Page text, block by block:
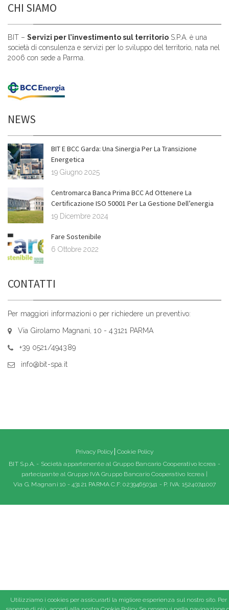
CHI SIAMO
BIT – Servizi per l’investimento sul territorio S.P.A. è una
società di consulenza e servizi per lo sviluppo del territorio, nata nel
2006 con sede a Parma.
NEWS
BIT E BCC Garda: Una Sinergia Per La Transizione
Energetica
19 Giugno 2025
Centromarca Banca Prima BCC Ad Ottenere La
Certificazione ISO 50001 Per La Gestione Dell’energia
19 Dicembre 2024
Fare Sostenibile
6 Ottobre 2022
CONTATTI
Per maggiori informazioni o per richiedere un preventivo:
Via Girolamo Magnani, 10 - 43121 PARMA
+39 0521/494389
info@bit-spa.it
Privacy Policy Cookie Policy
BIT S.p.A. - Società appartenente al Gruppo Bancario Cooperativo Iccrea -
partecipante al Gruppo IVA Gruppo Bancario Cooperativo Iccrea |
Via G. Magnani 10 - 43121 PARMA C.F: 02394650341 - P. IVA: 15240741007
Utilizziamo i cookies per assicurarti la migliore esperienza sul nostro sito. Per